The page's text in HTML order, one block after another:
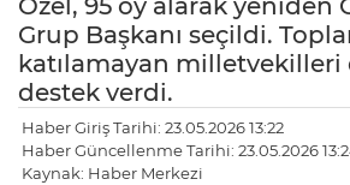
Özel, 95 oy alarak yeniden
Grup Başkanı seçildi.
katılamayan milletvekilleri
destek verdi.
Haber Giriş Tarihi: 23.05.2026 13:22
Haber Güncellenme Tarihi: 23.05.2026
Kaynak: Haber Merkezi